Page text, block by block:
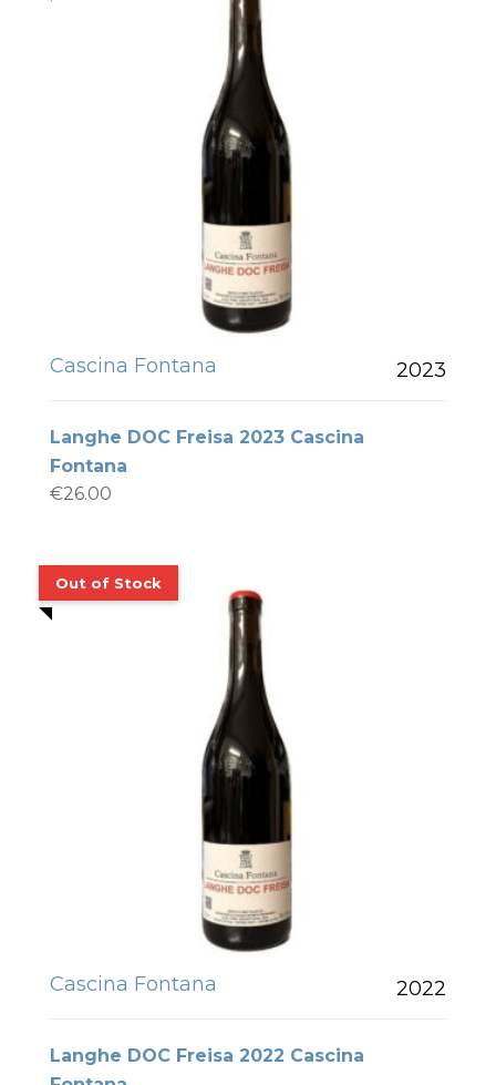
Cascina Fontana 2023
Langhe DOC Freisa 2023 Cascina
Fontana
€26.00
Cascina Fontana 2022
Langhe DOC Freisa 2022 Cascina